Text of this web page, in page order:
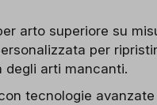
arto superiore su
per
degli arti mancanti.
tecnologie